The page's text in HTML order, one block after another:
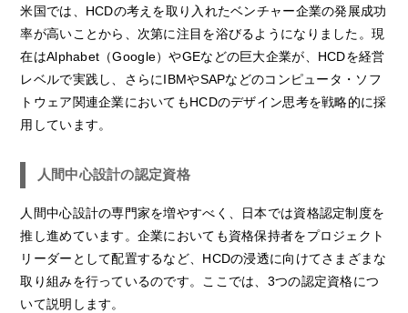
米国では、HCDの考えを取り入れたベンチャー企業の発展成功
率が高いことから、次第に注目を浴びるようになりました。現
在はAlphabet（Google）やGEなどの巨大企業が、HCDを経営
レベルで実践し、さらにIBMやSAPなどのコンピュータ・ソフ
トウェア関連企業においてもHCDのデザイン思考を戦略的に採
用しています。
人間中心設計の認定資格
人間中心設計の専門家を増やすべく、日本では資格認定制度を
推し進めています。企業においても資格保持者をプロジェクト
リーダーとして配置するなど、HCDの浸透に向けてさまざまな
取り組みを行っているのです。ここでは、3つの認定資格につ
いて説明します。